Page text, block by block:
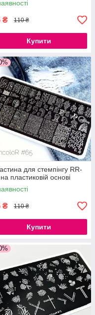
₴ 110 ₴
Купити
для стемпінгу RR-
пластиковій основі
₴ 110 ₴
Купити